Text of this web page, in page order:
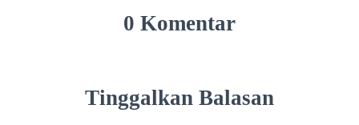
0 Komentar
Tinggalkan Balasan